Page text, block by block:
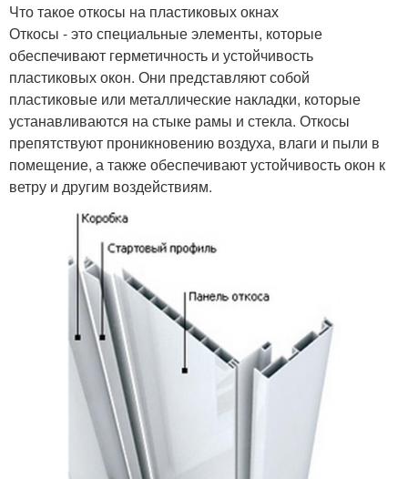
Что такое откосы на пластиковых окнах
Откосы - это специальные элементы, которые
обеспечивают герметичность и устойчивость
пластиковых окон. Они представляют собой
пластиковые или металлические накладки, которые
устанавливаются на стыке рамы и стекла. Откосы
препятствуют проникновению воздуха, влаги и пыли в
помещение, а также обеспечивают устойчивость окон к
ветру и другим воздействиям.